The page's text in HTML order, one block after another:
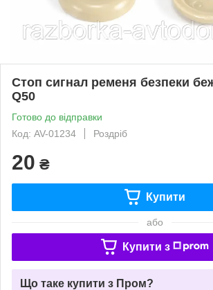
Стоп сигнал ременя безпеки
Q50
Готово до відправки
Код: AV-01234
Роздріб
20 ₴
Купити
або
Купити з
Що таке купити з Пром?